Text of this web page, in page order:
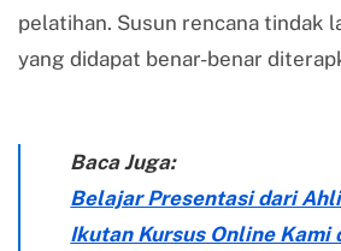
pelatihan. Susun rencana tindak
yang didapat benar-benar
Baca Juga:
Belajar Presentasi dari
Ikutan Kursus Online Kami